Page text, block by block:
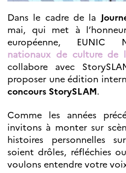
éducative
Lycées en
Assistants
française et
norvégienne
Partenaires
Formation
enseignants
formations
Ressources
pédagogiques
Étudiants,
Dans le cadre de la
mai, qui met à
européenne, EUNIC
nationaux de culture de
collabore avec
proposer une édition
concours StorySLAM.
Comme les années
invitons à monter sur
histoires personnelles
soient drôles, réfléchies
voulons entendre votre